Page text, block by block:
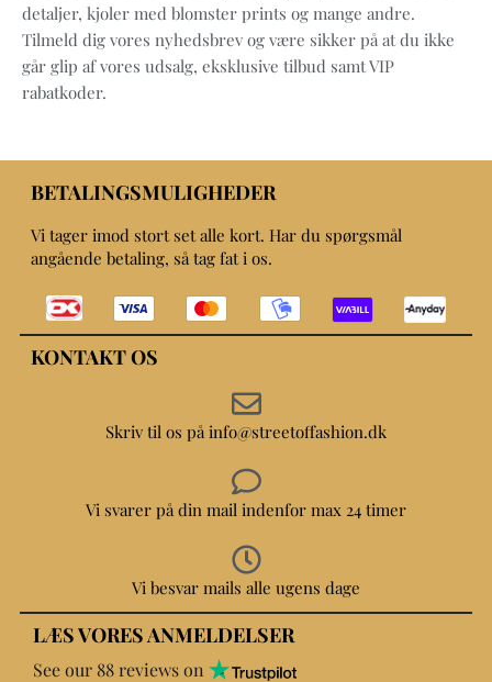
detaljer, kjoler med blomster prints og mange andre.
Tilmeld dig vores nyhedsbrev og være sikker på at du ikke
går glip af vores udsalg, eksklusive tilbud samt VIP
rabatkoder.
BETALINGSMULIGHEDER
Vi tager imod stort set alle kort. Har du spørgsmål
angående betaling, så tag fat i os.
KONTAKT OS
Skriv til os på info@streetoffashion.dk
Vi svarer på din mail indenfor max 24 timer
Vi besvar mails alle ugens dage
LÆS VORES ANMELDELSER
See our 88 reviews on